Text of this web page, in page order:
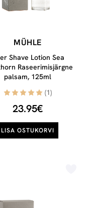
MÜHLE
Shave Lotion Sea
Raseerimisjärgne
palsam, 125ml
(1)
23.95€
LISA OSTUKORVI